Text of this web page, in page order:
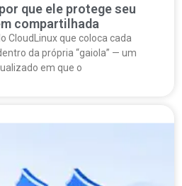
que ele protege seu
compartilhada
CloudLinux que coloca cada
da própria “gaiola” — um
em que o